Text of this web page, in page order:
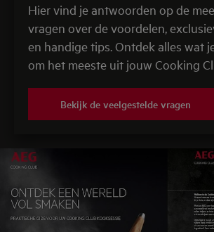
Hier vind je antwoorden op de
vragen over de voordelen,
en handige tips. Ontdek alles wat
om het meeste uit jouw Cooking
Bekijk de veelgestelde vragen